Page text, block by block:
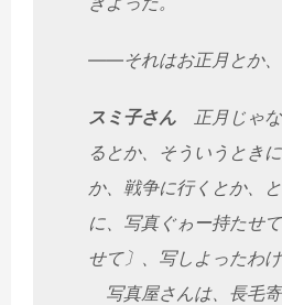
――それはお正月とか、
スミ子さん 正月じゃ
るとか、そういうとき
か、戦争に行くとか、
に、写真ぐゎー持たせ
せて〕、写しよったわけ
写真屋さんは、長毛寄